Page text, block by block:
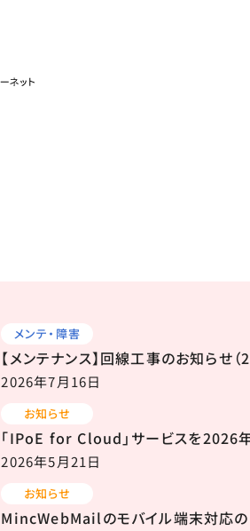
メンテ・障害
2026年7月16日
【メンテナンス】回線工事のお知らせ
お知らせ
2026年5月21日
「IPoE for Cloud」サービスを2026
お知らせ
MincWebMailのモバイル端末対応の